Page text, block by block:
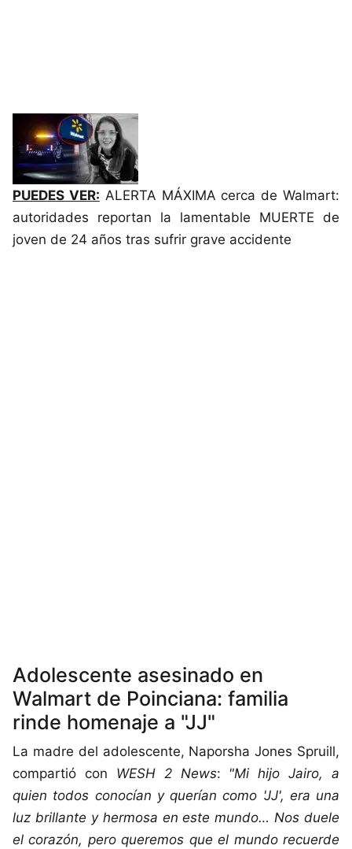
PUEDES VER: ALERTA MÁXIMA cerca de Walmart:
autoridades reportan la lamentable MUERTE de
joven de 24 años tras sufrir grave accidente
Adolescente asesinado en
Walmart de Poinciana: familia
rinde homenaje a "JJ"
La madre del adolescente, Naporsha Jones Spruill,
compartió con WESH 2 News: "Mi hijo Jairo, a
quien todos conocían y querían como 'JJ', era una
luz brillante y hermosa en este mundo… Nos duele
el corazón, pero queremos que el mundo recuerde